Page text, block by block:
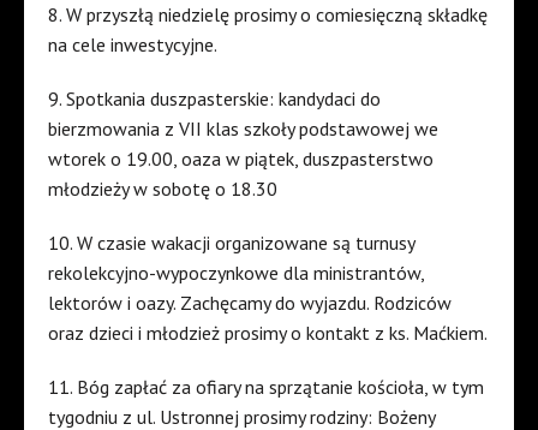
8. W przyszłą niedzielę prosimy o comiesięczną składkę
na cele inwestycyjne.
9. Spotkania duszpasterskie: kandydaci do
bierzmowania z VII klas szkoły podstawowej we
wtorek o 19.00, oaza w piątek, duszpasterstwo
młodzieży w sobotę o 18.30
10. W czasie wakacji organizowane są turnusy
rekolekcyjno-wypoczynkowe dla ministrantów,
lektorów i oazy. Zachęcamy do wyjazdu. Rodziców
oraz dzieci i młodzież prosimy o kontakt z ks. Maćkiem.
11. Bóg zapłać za ofiary na sprzątanie kościoła, w tym
tygodniu z ul. Ustronnej prosimy rodziny: Bożeny